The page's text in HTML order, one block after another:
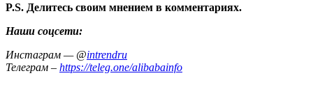
P.S. Делитесь своим мнением в комментариях.
Наши соцсети:
Инстаграм — @intrendru
Телеграм – https://teleg.one/alibabainfo